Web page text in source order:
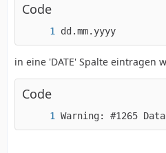
Code
dd.mm.yyyy
in eine 'DATE' Spalte eintragen
Code
Warning: #1265